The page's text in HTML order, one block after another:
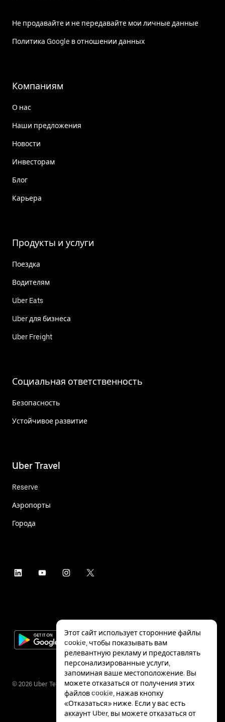
Не продавайте и не передавайте мои личные данные
Политика Google в отношении данных
Компаниям
О нас
Наши предложения
Новости
Инвесторам
Блог
Карьера
Продукты и услуги
Поездка
Водителям
Uber Eats
Uber для бизнеса
Uber Freight
Социальная ответственность
Безопасность
Устойчивое развитие
Uber Travel
Reserve
Аэропорты
Города
© 2026 Uber Technologies Inc.
Этот сайт использует сторонние файлы
cookie, чтобы показывать вам
релевантную рекламу и предоставлять
персонализированные услуги,
запоминая ваше местоположение. Вы
можете отказаться от получения этих
файлов cookie, нажав кнопку
«Отказаться» ниже. Если у вас есть
аккаунт Uber, вы можете отказаться от